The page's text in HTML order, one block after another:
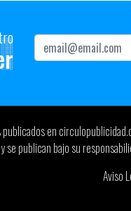
en
se publican bajo su
Aviso